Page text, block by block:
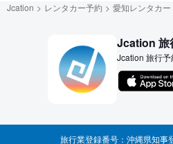
Jcation レンタカー予約 愛知レンタカー
Jcation 旅
Jcation 旅行予
旅行業登録番号：沖縄県知事